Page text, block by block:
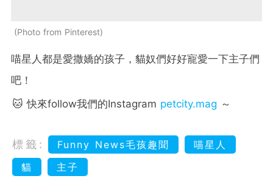
Photo from Pinterest
喵星人都是愛撒嬌的孩子，貓奴們好好寵愛一下主子們
吧！
🐱 快來follow我們的Instagram petcity.mag ～
標籤: Funny News毛孩趣聞
喵星人
貓
主子